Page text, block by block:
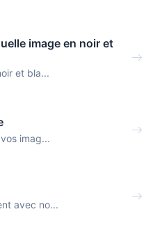
image en noir et
et bla...
imag...
avec no...